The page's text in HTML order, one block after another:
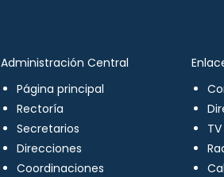
Administración Central
Página principal
Rectoría
Secretarios
Direcciones
Coordinaciones